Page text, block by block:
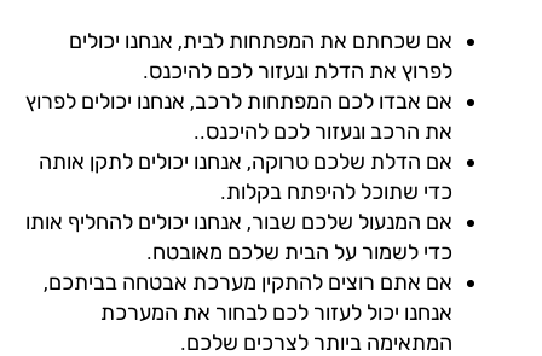
אם שכחתם את המפתחות לבית, אנחנו יכולים
לפרוץ את הדלת ונעזור לכם להיכנס.
אם אבדו לכם המפתחות לרכב, אנחנו יכולים לפרוץ
את הרכב ונעזור לכם להיכנס..
אם הדלת שלכם טרוקה, אנחנו יכולים לתקן אותה
כדי שתוכל להיפתח בקלות.
אם המנעול שלכם שבור, אנחנו יכולים להחליף אותו
כדי לשמור על הבית שלכם מאובטח.
אם אתם רוצים להתקין מערכת אבטחה בביתכם,
אנחנו יכול לעזור לכם לבחור את המערכת
המתאימה ביותר לצרכים שלכם.